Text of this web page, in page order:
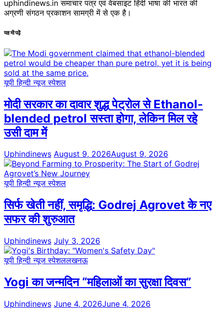
uphindinews.in समाचार पत्र एवं वेबसाइट हिंदी भाषा की भारत की
अग्रणी संगठन प्रकाशन सामग्री में से एक है।
यह भी पढ़ें
यूपी हिन्दी न्यूज स्पेशल
मोदी सरकार का दावार शुद्ध पेट्रोल से Ethanol-
blended petrol सस्ता होगा, लेकिन मिल रहे
उसी दाम में
Uphindinews August 9, 2026August 9, 2026
यूपी हिन्दी न्यूज स्पेशल
सिर्फ खेती नहीं, समृद्धि: Godrej Agrovet के नए
सफर की शुरुआत
Uphindinews July 3, 2026
यूपी हिन्दी न्यूज स्पेशललखनऊ
Yogi का जन्मदिन “महिलाओं का सुरक्षा दिवस”
Uphindinews June 4, 2026June 4, 2026